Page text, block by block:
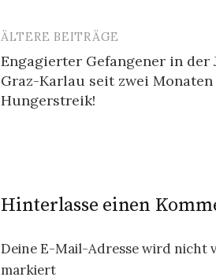
Beitragsnavigation
ÄLTERE BEITRÄGE
Engagierter Gefangener in der
Graz-Karlau seit zwei
Hungerstreik!
Hinterlasse einen
Deine E-Mail-Adresse wird nicht
markiert